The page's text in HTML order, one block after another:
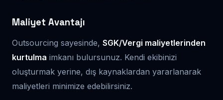
Maliyet Avantajı
Outsourcing sayesinde, SGK/Vergi maliyetlerinden
kurtulma imkanı bulursunuz. Kendi ekibinizi
oluşturmak yerine, dış kaynaklardan yararlanarak
maliyetleri minimize edebilirsiniz.